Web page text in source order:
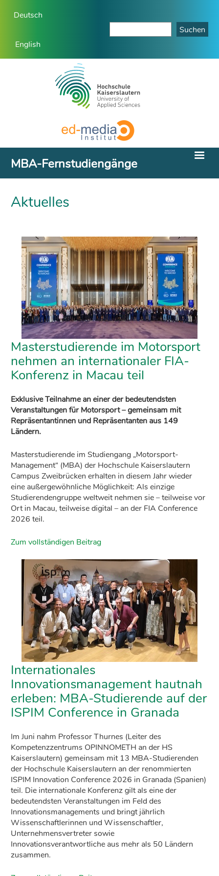
Deutsch
English
MBA-Fernstudiengänge
Aktuelles
Masterstudierende im Motorsport
nehmen an internationaler FIA-
Konferenz in Macau teil
Exklusive Teilnahme an einer der bedeutendsten
Veranstaltungen für Motorsport – gemeinsam mit
Repräsentantinnen und Repräsentanten aus 149
Ländern.
Masterstudierende im Studiengang „Motorsport-
Management“ (MBA) der Hochschule Kaiserslautern
Campus Zweibrücken erhalten in diesem Jahr wieder
eine außergewöhnliche Möglichkeit: Als einzige
Studierendengruppe weltweit nehmen sie – teilweise vor
Ort in Macau, teilweise digital – an der FIA Conference
2026 teil.
Zum vollständigen Beitrag
Internationales
Innovationsmanagement hautnah
erleben: MBA-Studierende auf der
ISPIM Conference in Granada
Im Juni nahm Professor Thurnes (Leiter des
Kompetenzzentrums OPINNOMETH an der HS
Kaiserslautern) gemeinsam mit 13 MBA-Studierenden
der Hochschule Kaiserslautern an der renommierten
ISPIM Innovation Conference 2026 in Granada (Spanien)
teil. Die internationale Konferenz gilt als eine der
bedeutendsten Veranstaltungen im Feld des
Innovationsmanagements und bringt jährlich
Wissenschaftlerinnen und Wissenschaftler,
Unternehmensvertreter sowie
Innovationsverantwortliche aus mehr als 50 Ländern
zusammen.